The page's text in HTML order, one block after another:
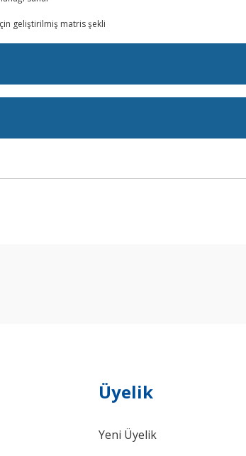
geliştirilmiş matris şekli
GönderÜyelik
Yeni Üyelik